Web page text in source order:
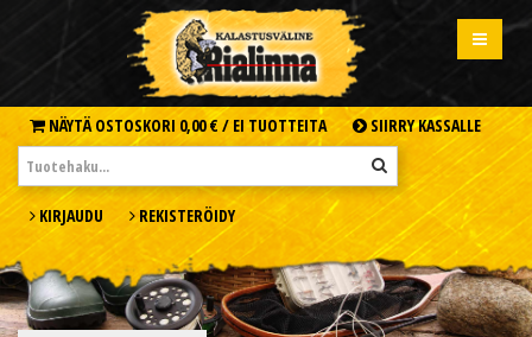
NÄYTÄ OSTOSKORI 0,00 € / EI TUOTTEITA SIIRRY KASSALLE
KIRJAUDU REKISTERÖIDY